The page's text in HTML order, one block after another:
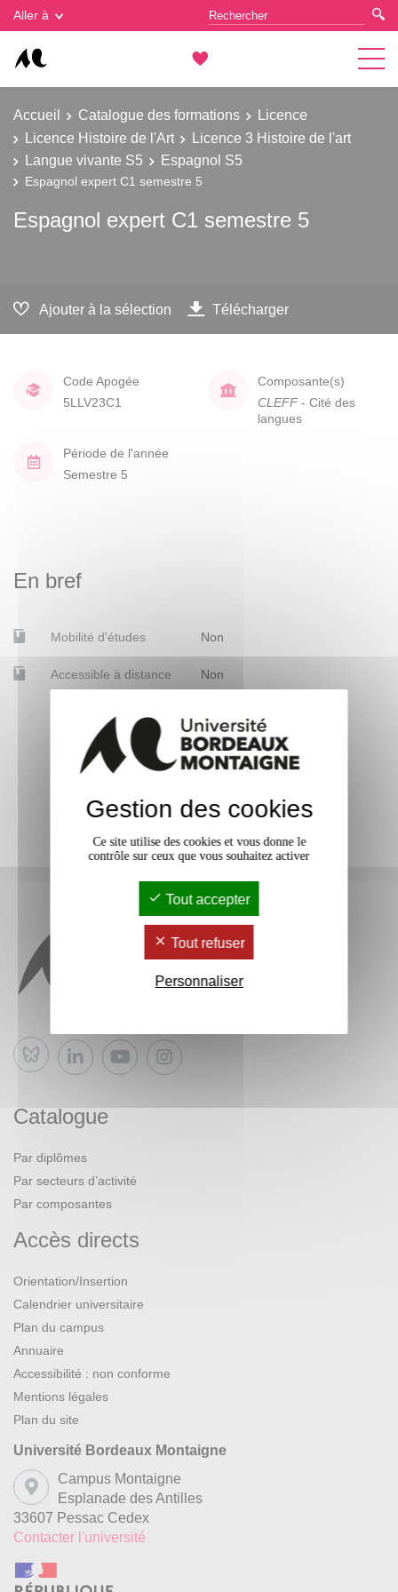
Aller à
Accueil Catalogue des formations
Licence
Licence Histoire de l'Art
Licence 3 Histoire de l'art
Langue vivante S5
Espagnol S5
Espagnol expert C1 semestre 5
Espagnol expert C1 semestre 5
Ajouter à la sélection Télécharger
Code Apogée
5LLV23C1
Composante(s)
CLEFF - Cité des
langues
Période de l'année
Semestre 5
En bref
Mobilité d'études Non
Accessible à distance Non
Bluesky
Catalogue
Par diplômes
Par secteurs d’activité
Par composantes
Accès directs
Orientation/Insertion
Calendrier universitaire
Plan du campus
Annuaire
Accessibilité : non conforme
Mentions légales
Plan du site
Université Bordeaux Montaigne
Campus Montaigne
Esplanade des Antilles
33607 Pessac Cedex
Contacter l'université
Gestion des cookies
Gestion des cookies
Ce site utilise des cookies et vous donne le
contrôle sur ceux que vous souhaitez activer
Tout accepter
Tout refuser
Personnaliser